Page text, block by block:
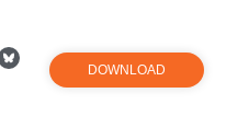
DOWNLOAD